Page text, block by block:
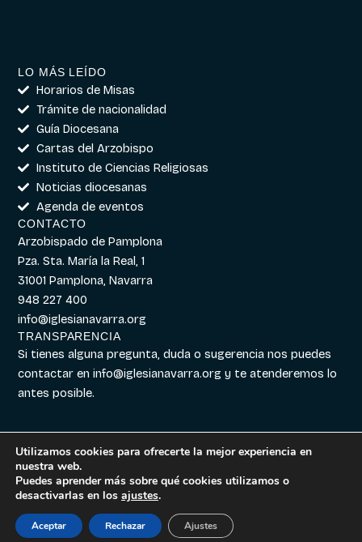
LO MÁS LEÍDO
Horarios de Misas
Trámite de nacionalidad
Guía Diocesana
Cartas del Arzobispo
Instituto de Ciencias Religiosas
Noticias diocesanas
Agenda de eventos
CONTACTO
Arzobispado de Pamplona
Pza. Sta. María la Real, 1
31001 Pamplona, Navarra
948 227 400
info@iglesianavarra.org
TRANSPARENCIA
Si tienes alguna pregunta, duda o sugerencia nos puedes
contactar eninfo@iglesianavarra.org y te atenderemos lo
antes posible.
Aviso legal|
Cookies|Política de
Utilizamos cookies para ofrecerte la mejor experiencia en
nuestra web.
Puedes aprender más sobre qué cookies utilizamos o
desactivarlas en los ajustes.
Aceptar Rechazar Ajustes